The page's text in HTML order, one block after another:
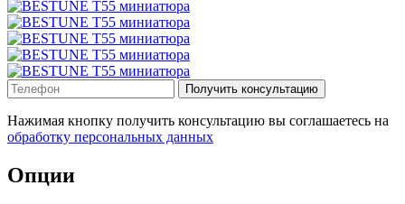
Получить консультацию
Нажимая кнопку получить консультацию вы соглашаетесь на
обработку персональных данных
Опции